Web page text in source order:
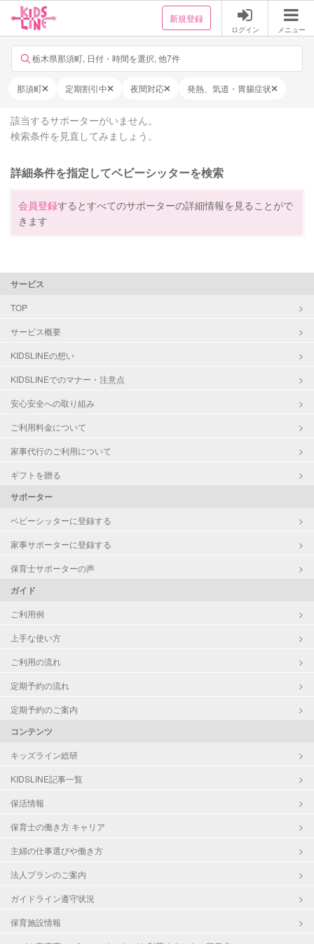
新規登録
ログイン メニュー
栃木県那須町, 日付・時間を選択, 他7件
那須町 定期割引中 夜間対応 発熱、気道・胃腸症状
該当するサポーターがいません。
検索条件を見直してみましょう。
詳細条件を指定してベビーシッターを検索
会員登録するとすべてのサポーターの詳細情報を見ることがで
きます
サービス
TOP
サービス概要
KIDSLINEの想い
KIDSLINEでのマナー・注意点
安心安全への取り組み
ご利用料金について
家事代行のご利用について
ギフトを贈る
サポーター
ベビーシッターに登録する
家事サポーターに登録する
保育士サポーターの声
ガイド
ご利用例
上手な使い方
ご利用の流れ
定期予約の流れ
定期予約のご案内
コンテンツ
キッズライン総研
KIDSLINE記事一覧
保活情報
保育士の働き方 キャリア
主婦の仕事選びや働き方
法人プランのご案内
ガイドライン遵守状況
保育施設情報